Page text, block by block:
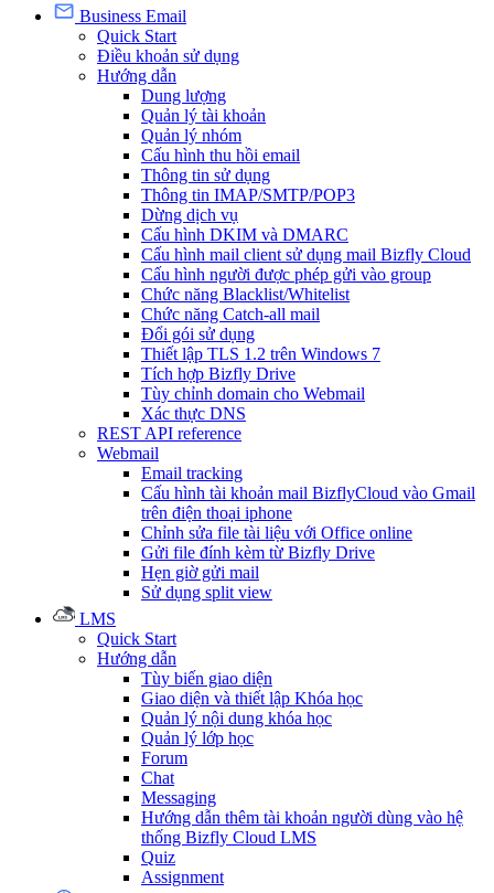
Business Email
Quick Start
Điều khoản sử dụng
Hướng dẫn
Dung lượng
Quản lý tài khoản
Quản lý nhóm
Cấu hình thu hồi email
Thông tin sử dụng
Thông tin IMAP/SMTP/POP3
Dừng dịch vụ
Cấu hình DKIM và DMARC
Cấu hình mail client sử dụng mail Bizfly Cloud
Cấu hình người được phép gửi vào group
Chức năng Blacklist/Whitelist
Chức năng Catch-all mail
Đổi gói sử dụng
Thiết lập TLS 1.2 trên Windows 7
Tích hợp Bizfly Drive
Tùy chỉnh domain cho Webmail
Xác thực DNS
REST API reference
Webmail
Email tracking
Cấu hình tài khoản mail BizflyCloud vào Gmail
trên điện thoại iphone
Chỉnh sửa file tài liệu với Office online
Gửi file đính kèm từ Bizfly Drive
Hẹn giờ gửi mail
Sử dụng split view
LMS
Quick Start
Hướng dẫn
Tùy biến giao diện
Giao diện và thiết lập Khóa học
Quản lý nội dung khóa học
Quản lý lớp học
Forum
Chat
Messaging
Hướng dẫn thêm tài khoản người dùng vào hệ
thống Bizfly Cloud LMS
Quiz
Assignment